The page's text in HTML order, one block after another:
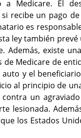
Medicare. El
recibe un pago
es
ley también
existe
Medicare de
y el
al principio de
un
lesionada.
los Estados